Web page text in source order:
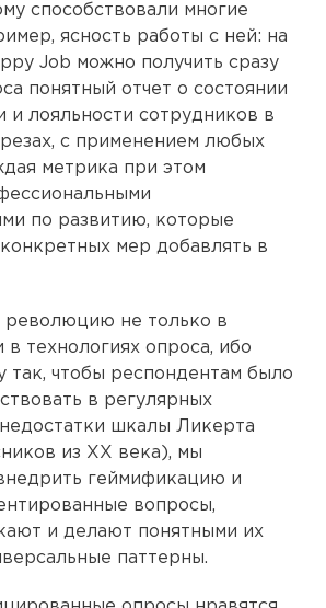
способствовали многие
ясность работы с ней: на
Job можно получить сразу
понятный отчет о состоянии
и лояльности сотрудников в
с применением любых
метрика при этом
по развитию, которые
мер добавлять в
революцию не только в
в технологиях опроса, ибо
так, чтобы респондентам было
в регулярных
шкалы Ликерта
из XX века), мы
геймификацию и
вопросы,
и делают понятными их
паттерны.